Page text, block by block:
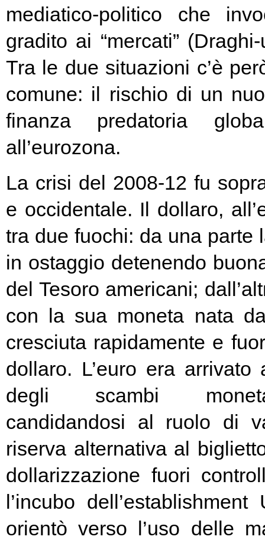
mediatico-politico che
gradito ai “mercati”
Tra le due situazioni c’è
comune: il rischio di un
finanza predatoria
all’eurozona.
La crisi del 2008-12 fu
e occidentale. Il dollaro,
tra due fuochi: da una parte
in ostaggio detenendo
del Tesoro americani;
con la sua moneta nata
cresciuta rapidamente e
dollaro. L’euro era
degli scambi
candidandosi al ruolo di
riserva alternativa al
dollarizzazione fuori
l’incubo
orientò verso l’uso delle